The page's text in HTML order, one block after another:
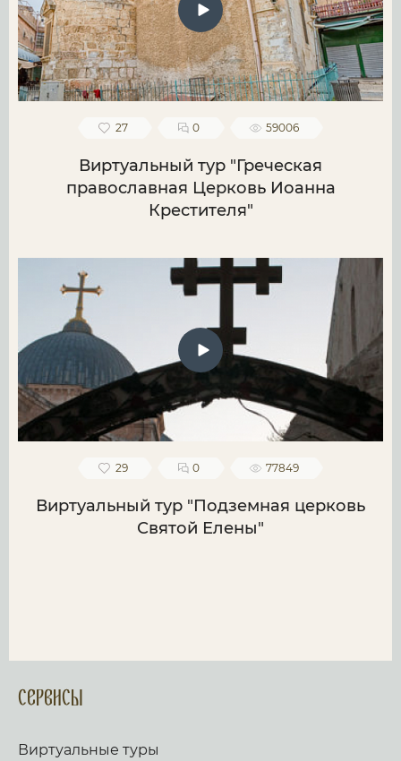
27 0 59006
Виртуальный тур "Греческая
православная Церковь Иоанна
Крестителя"
29 0 77849
Виртуальный тур "Подземная церковь
Святой Елены"
Сервисы
Виртуальные туры